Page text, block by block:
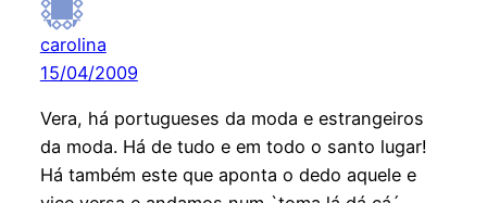
carolina
15/04/2009
Vera, há portugueses da moda e estrangeiros
da moda. Há de tudo e em todo o santo lugar!
Há também este que aponta o dedo aquele e